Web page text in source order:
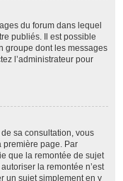
du forum dans lequel
publiés. Il est possible
groupe dont les messages
l’administrateur pour
sa consultation, vous
première page. Par
que la remontée de sujet
la remontée n’est
un sujet simplement en y